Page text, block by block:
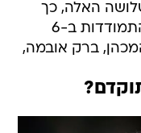
האלה, כך
נראה, יהיה זה שיצטרף לרומני בהתמודדות ב-6
ברק אובמה,